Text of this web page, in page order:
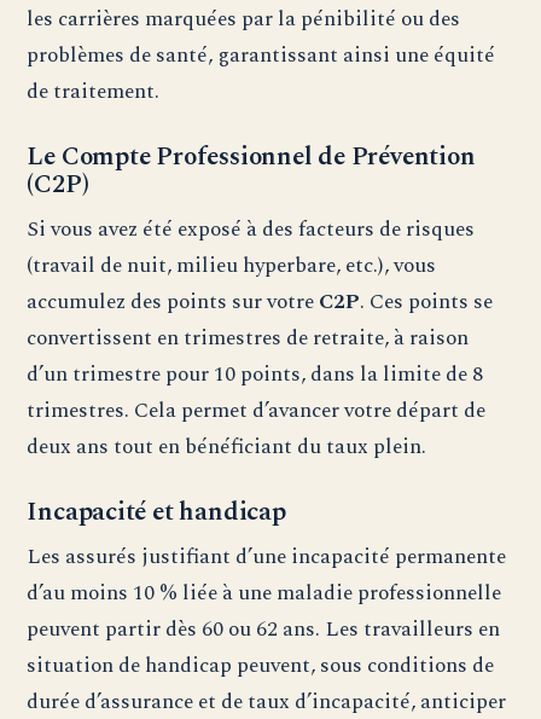
les carrières marquées par la pénibilité ou des
problèmes de santé, garantissant ainsi une équité
de traitement.
Le Compte Professionnel de Prévention
(C2P)
Si vous avez été exposé à des facteurs de risques
(travail de nuit, milieu hyperbare, etc.), vous
accumulez des points sur votreC2P. Ces points se
convertissent en trimestres de retraite, à raison
d’un trimestre pour 10 points, dans la limite de 8
trimestres. Cela permet d’avancer votre départ de
deux ans tout en bénéficiant du taux plein.
Incapacité et handicap
Les assurés justifiant d’une incapacité permanente
d’au moins 10 % liée à une maladie professionnelle
peuvent partir dès 60 ou 62 ans. Les travailleurs en
situation de handicap peuvent, sous conditions de
durée d’assurance et de taux d’incapacité, anticiper